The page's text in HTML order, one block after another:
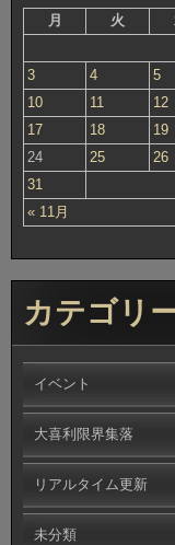
月
火
« 11月
3
4 5
10
11 12
17
18 19
24
25 26
31
カテゴリ
イベント
大喜利限界集落
リアルタイム更新
未分類